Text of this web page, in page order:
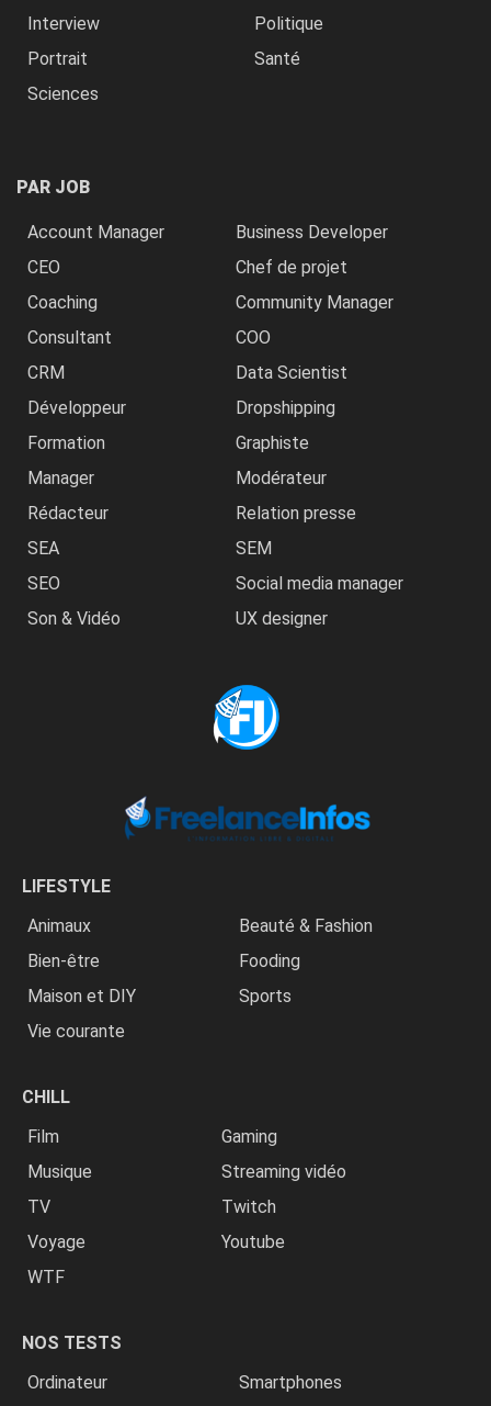
Interview
Politique
Portrait
Santé
Sciences
PAR JOB
Account Manager
Business Developer
CEO
Chef de projet
Coaching
Community Manager
Consultant
COO
CRM
Data Scientist
Développeur
Dropshipping
Formation
Graphiste
Manager
Modérateur
Rédacteur
Relation presse
SEA
SEM
SEO
Social media manager
Son & Vidéo
UX designer
LIFESTYLE
Animaux
Beauté & Fashion
Bien-être
Fooding
Maison et DIY
Sports
Vie courante
CHILL
Film
Gaming
Musique
Streaming vidéo
TV
Twitch
Voyage
Youtube
WTF
NOS TESTS
Ordinateur
Smartphones